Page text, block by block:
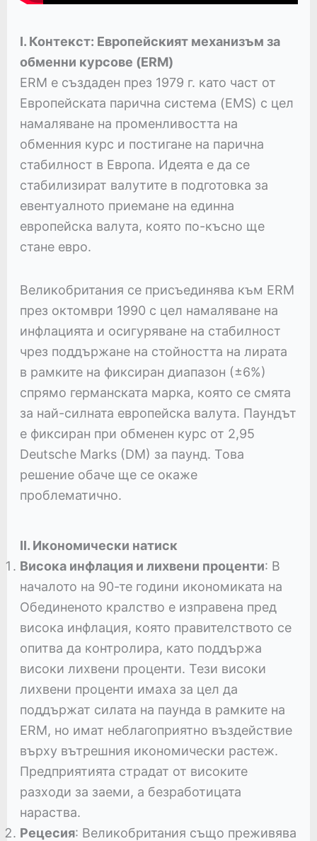
I. Контекст: Европейският механизъм за
обменни курсове (ERM)
ERM е създаден през 1979 г. като част от
Европейската парична система (EMS) с цел
намаляване на променливостта на
обменния курс и постигане на парична
стабилност в Европа. Идеята е да се
стабилизират валутите в подготовка за
евентуалното приемане на единна
европейска валута, която по-късно ще
стане евро.
Великобритания се присъединява към ERM
през октомври 1990 с цел намаляване на
инфлацията и осигуряване на стабилност
чрез поддържане на стойността на лирата
в рамките на фиксиран диапазон (±6%)
спрямо германската марка, която се смята
за най-силната европейска валута. Паундът
е фиксиран при обменен курс от 2,95
Deutsche Marks (DM) за паунд. Това
решение обаче ще се окаже
проблематично.
II. Икономически натиск
Висока инфлация и лихвени проценти: В
началото на 90-те години икономиката на
Обединеното кралство е изправена пред
висока инфлация, която правителството се
опитва да контролира, като поддържа
високи лихвени проценти. Тези високи
лихвени проценти имаха за цел да
поддържат силата на паунда в рамките на
ERM, но имат неблагоприятно въздействие
върху вътрешния икономически растеж.
Предприятията страдат от високите
разходи за заеми, а безработицата
нараства.
Рецесия: Великобритания също преживява